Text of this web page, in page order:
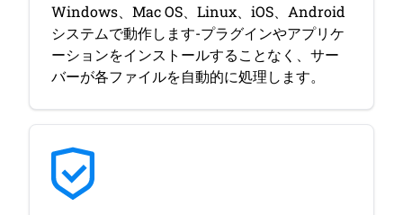
Windows、Mac OS、Linux、iOS、Android
システムで動作します-プラグインやアプリケ
ーションをインストールすることなく、サー
バーが各ファイルを自動的に処理します。